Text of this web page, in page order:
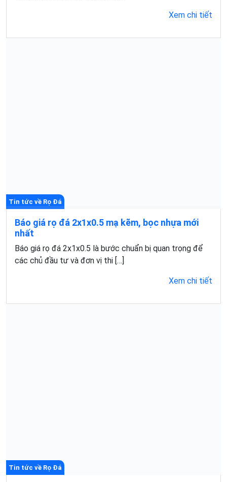
Xem chi tiết
Tin tức về Rọ Đá
Báo giá rọ đá 2x1x0.5 mạ kẽm, bọc nhựa mới
nhất
Báo giá rọ đá 2x1x0.5 là bước chuẩn bị quan trọng để
các chủ đầu tư và đơn vị thi […]
Xem chi tiết
Tin tức về Rọ Đá